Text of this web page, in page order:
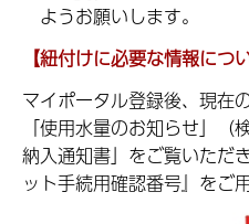
ようお願いします。
【紐付けに必要な情報につ
マイポータル登録後、現在
「使用水量のお知らせ」
納入通知書」をご覧いただ
ット手続用確認番号』をご